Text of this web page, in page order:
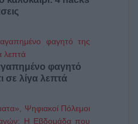
φαγητό
σε λίγα λεπτά